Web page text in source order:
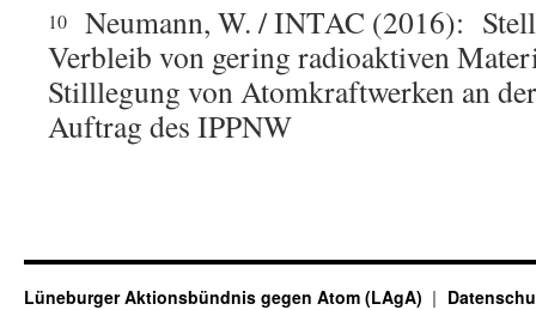
10
Neumann, W. / INTAC (2016):
Verbleib von gering radioaktiven
Stilllegung von Atomkraftwerken an
Auftrag des IPPNW
Lüneburger Aktionsbündnis gegen Atom (LAgA)